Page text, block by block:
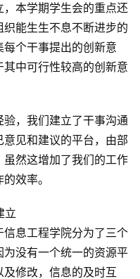
本学期学生会的重点还
能生生不息不断进步的
个干事提出的创新意
中可行性较高的创新意
，我们建立了干事沟通
见和建议的平台，由部
然这增加了我们的工作
效率。
立
息工程学院分为了三个
没有一个统一的资源平
修改，信息的及时互